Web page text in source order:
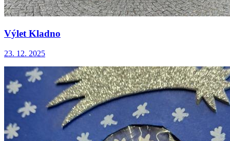
Výlet Kladno
23. 12. 2025